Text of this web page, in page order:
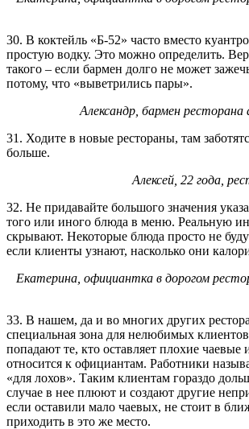
30. В коктейль «Б-52» часто вместо
простую водку. Это можно определить.
такого – если бармен долго не может
потому, что «выветрились пары».
Александр, бармен ресторана
31. Ходите в новые рестораны, там
больше.
Алексей, 22 года,
32. Не придавайте большого значения
того или иного блюда в меню. Реальную
скрывают. Некоторые блюда просто не
если клиенты узнают, насколько они
Екатерина, официантка в дорогом
33. В нашем, да и во многих других
специальная зона для нелюбимых
попадают те, кто оставляет плохие чаевые
относится к официантам. Работники
«для лохов». Таким клиентам гораздо
случае в нее плюют и создают другие
если оставили мало чаевых, не стоит в
приходить в это же место.